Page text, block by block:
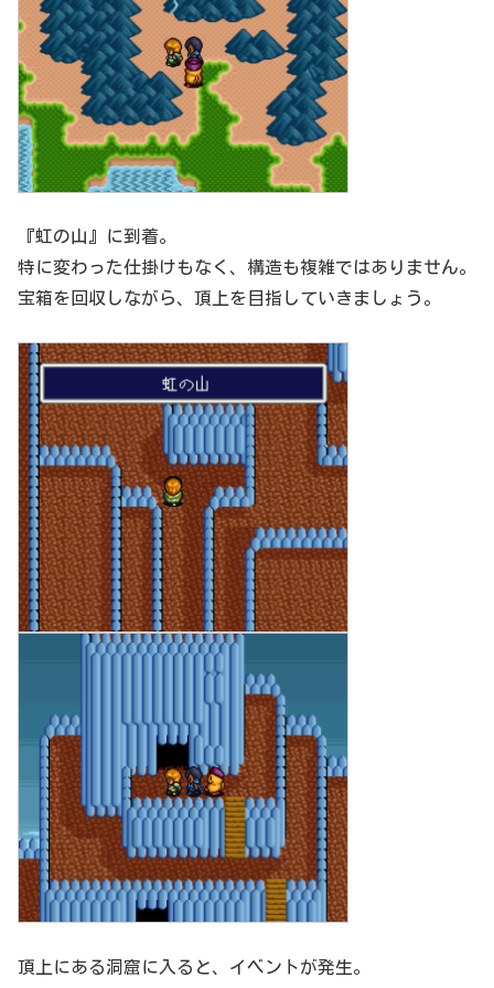
『虹の山』に到着。
特に変わった仕掛けもなく、構造も複雑ではありません。
宝箱を回収しながら、頂上を目指していきましょう。
頂上にある洞窟に入ると、イベントが発生。